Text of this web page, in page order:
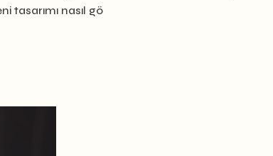
tasarımı nasıl gö